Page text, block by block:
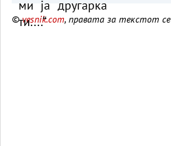
©vesnik.com, правата за текстот